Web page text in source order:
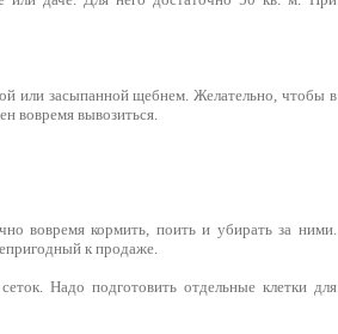
или засыпанной щебнем. Желательно, чтобы в
вовремя вывозиться.
вовремя кормить, поить и убирать за ними.
к продаже.
Надо подготовить отдельные клетки для